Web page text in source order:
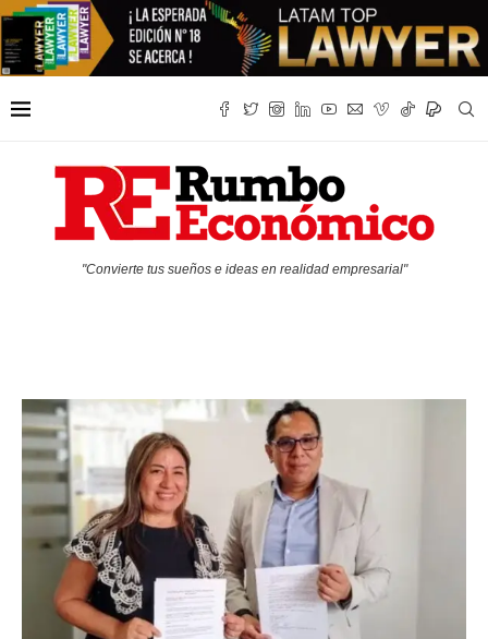
"Convierte tus sueños e ideas en realidad empresarial"